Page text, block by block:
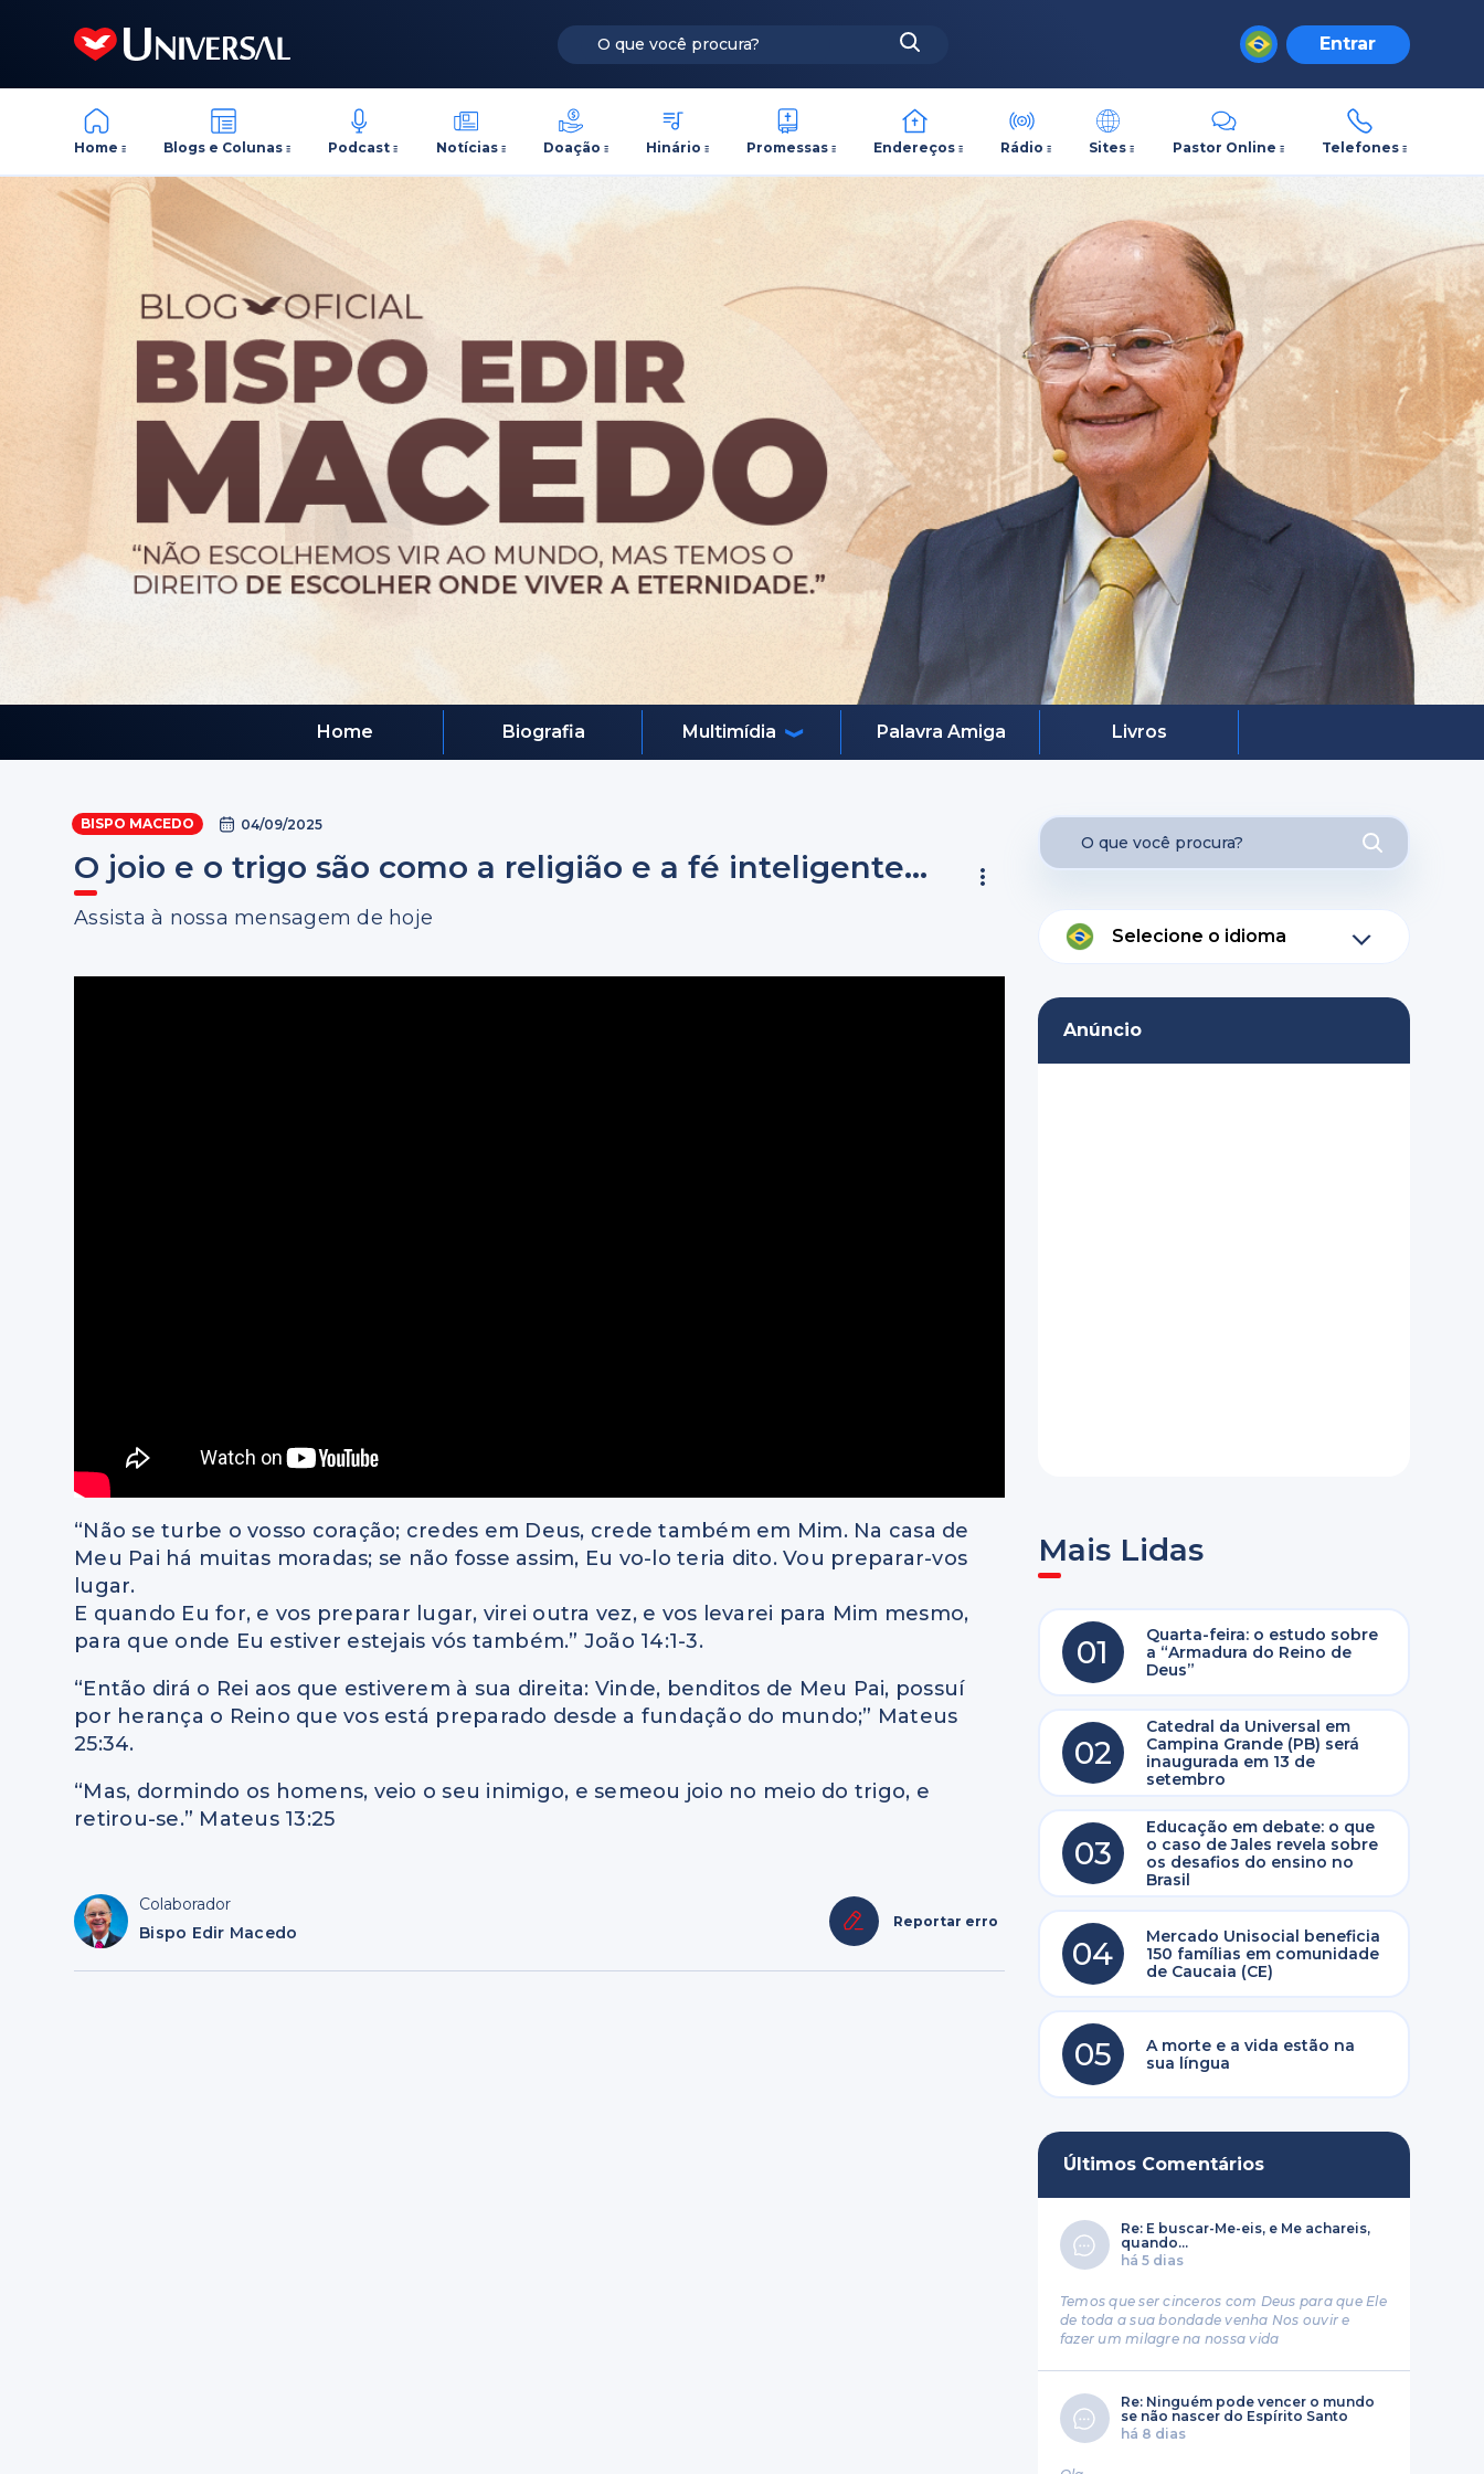
Entrar
Home Blogs e Colunas Podcast Notícias Doação Hinário Promessas Endereços Rádio Sites Pastor Online Telefones
Home Biografia Multimídia Palavra Amiga Livros
BISPO MACEDO 04/09/2025
O joio e o trigo são como a religião e a fé inteligente...
Assista à nossa mensagem de hoje
“Não se turbe o vosso coração; credes em Deus, crede também em Mim. Na casa de
Meu Pai há muitas moradas; se não fosse assim, Eu vo-lo teria dito. Vou preparar-vos
lugar.
E quando Eu for, e vos preparar lugar, virei outra vez, e vos levarei para Mim mesmo,
para que onde Eu estiver estejais vós também.” João 14:1-3.
“Então dirá o Rei aos que estiverem à sua direita: Vinde, benditos de Meu Pai, possuí
por herança o Reino que vos está preparado desde a fundação do mundo;” Mateus
25:34.
“Mas, dormindo os homens, veio o seu inimigo, e semeou joio no meio do trigo, e
retirou-se.” Mateus 13:25
Colaborador
Bispo Edir Macedo
Reportar erro
Selecione o idioma
Anúncio
Mais Lidas
01
Quarta-feira: o estudo sobre
a “Armadura do Reino de
Deus”
02
Catedral da Universal em
Campina Grande (PB) será
inaugurada em 13 de
setembro
03
Educação em debate: o que
o caso de Jales revela sobre
os desafios do ensino no
Brasil
04
Mercado Unisocial beneficia
150 famílias em comunidade
de Caucaia (CE)
05
A morte e a vida estão na
sua língua
Últimos Comentários
Re: E buscar-Me-eis, e Me achareis,
quando...
há 5 dias
Temos que ser cinceros com Deus para que Ele
de toda a sua bondade venha Nos ouvir e
fazer um milagre na nossa vida
Re: Ninguém pode vencer o mundo
se não nascer do Espírito Santo
há 8 dias